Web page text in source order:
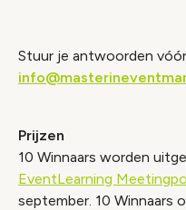
Stuur je antwoorden
Prijzen
10 Winnaars worden
EventLearning
september. 10 Winnaars